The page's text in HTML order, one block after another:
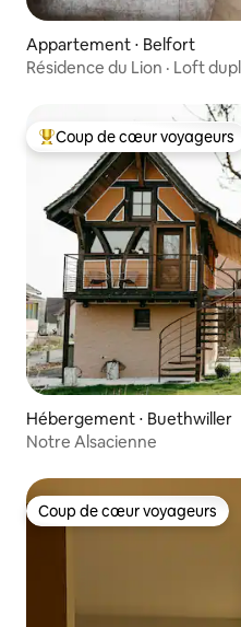
Appartement ⋅ Belfort
Résidence du Lion · Loft
Coups de cœur voyageurs
Coup de cœur voyageurs
Hébergement ⋅ Buethwiller
Notre Alsacienne
Coup de cœur voyageurs
Coup de cœur voyageurs